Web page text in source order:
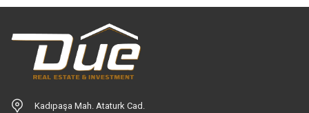
Kadıpaşa Mah. Ataturk Cad.